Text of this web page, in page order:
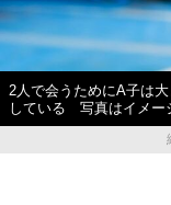
2人で会うためにA子は
している 写真はイメー